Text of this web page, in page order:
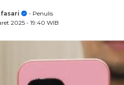
- Penulis
2025- 19:40 WIB